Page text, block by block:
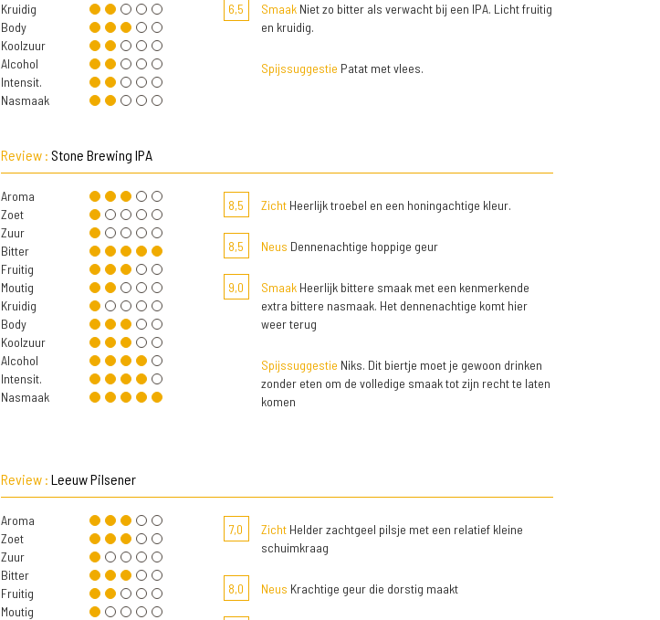
Kruidig
Body
Koolzuur
Alcohol
Intensit.
Nasmaak
6,5 SmaakNiet zo bitter als verwacht bij een IPA. Licht fruitig
en kruidig.
Spijssuggestie Patat met vlees.
Review : Stone Brewing IPA
Aroma
Zoet
Zuur
Bitter
Fruitig
Moutig
Kruidig
Body
Koolzuur
Alcohol
Intensit.
Nasmaak
8,5 ZichtHeerlijk troebel en een honingachtige kleur.
8,5 Neus Dennenachtige hoppige geur
9,0 SmaakHeerlijk bittere smaak met een kenmerkende
extra bittere nasmaak. Het dennenachtige komt hier
weer terug
Spijssuggestie Niks. Dit biertje moet je gewoon drinken
zonder eten om de volledige smaak tot zijn recht te laten
komen
Review : Leeuw Pilsener
Aroma
Zoet
Zuur
Bitter
Fruitig
Moutig
7,0 ZichtHelder zachtgeel pilsje met een relatief kleine
schuimkraag
8,0 Neus Krachtige geur die dorstig maakt